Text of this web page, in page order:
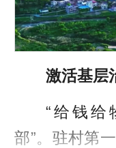
激活基层
“给钱给
部”。驻村第